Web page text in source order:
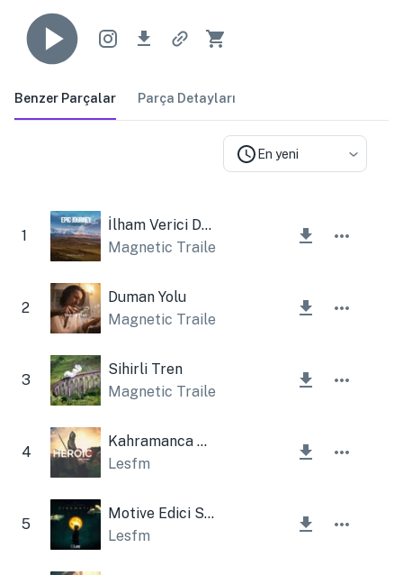
Benzer Parçalar Parça Detayları
En yeni
1
İlham Verici Destansı Bir Yolculuk
Magnetic Trailer
2
Duman Yolu
Magnetic Trailer
3
Sihirli Tren
Magnetic Trailer
4
Kahramanca Destansı Hikaye
Lesfm
5
Motive Edici Sinematik
Lesfm